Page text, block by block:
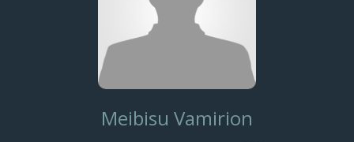
Meibisu Vamirion